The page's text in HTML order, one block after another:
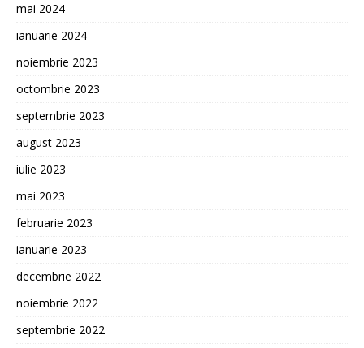
mai 2024
ianuarie 2024
noiembrie 2023
octombrie 2023
septembrie 2023
august 2023
iulie 2023
mai 2023
februarie 2023
ianuarie 2023
decembrie 2022
noiembrie 2022
septembrie 2022